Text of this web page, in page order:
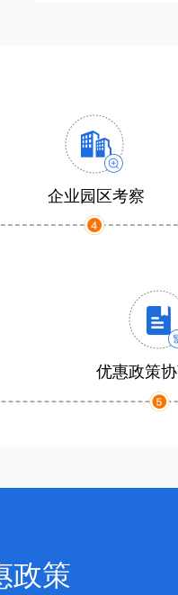
企业园区考察
优惠政策
政策